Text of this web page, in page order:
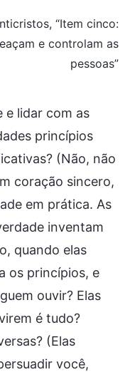
“Item cinco:
e controlam as
pessoas”
e lidar com as
princípios
(Não, não
coração sincero,
em prática. As
inventam
quando elas
os princípios, e
ouvir? Elas
é tudo?
(Elas
você,